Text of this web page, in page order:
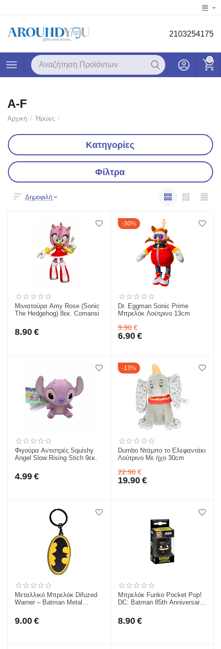
2103254175
0
A-F
Αρχική / 'Ηρωες /
Κατηγορίες
Φίλτρα
Δημοφιλή
Μινιατούρα Amy Rose (Sonic
The Hedgehog) 8εκ. Comansi
8.90 €
30%
Dr. Eggman Sonic Prime
Μπρελόκ Λούτρινο 13cm
9.90 €
6.90 €
Φιγούρα Αντιστρές Squishy
Angel Slow Rising Stich 9εκ.
4.99 €
13%
Dumbo Ντάμπο το Ελεφαντάκι
Λούτρινο Με ήχο 30cm
22.90 €
19.90 €
Μεταλλικό Μπρελόκ Difuzed
Warner – Batman Metal
9.00 €
Μπρελόκ Funko Pocket Pop!
DC: Batman 85th Anniversary
Figure Keychain 80683
8.90 €